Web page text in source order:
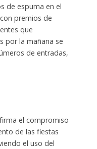
de espuma en el
premios de
que
por la mañana se
de entradas,
el compromiso
de las fiestas
el uso del